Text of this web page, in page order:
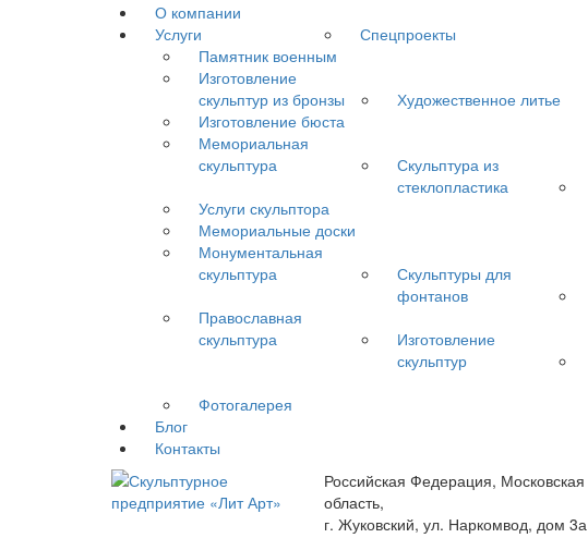
О компании
Услуги
Спецпроекты
Памятник военным
Изготовление
скульптур из бронзы
Художественное литье
Изготовление бюста
Мемориальная
скульптура
Скульптура из
стеклопластика
Услуги скульптора
Мемориальные доски
Монументальная
скульптура
Скульптуры для
фонтанов
Православная
скульптура
Изготовление
скульптур
Фотогалерея
Блог
Контакты
Российская Федерация, Московская
область,
г. Жуковский, ул. Наркомвод, дом 3а